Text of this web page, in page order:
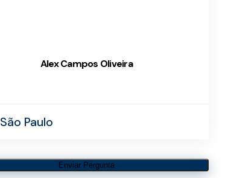
Alex Campos Oliveira
São Paulo
Enviar Pergunta